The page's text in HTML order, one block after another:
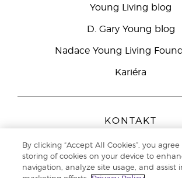
Young Living blog
D. Gary Young blog
Nadace Young Living
Kariéra
KONTAKT
Peizerweg 97
9727 AJ Groningen
Netherlands
By clicking “Accept All Cookies”, you
storing of cookies on your device to
navigation, analyze site usage, and assist